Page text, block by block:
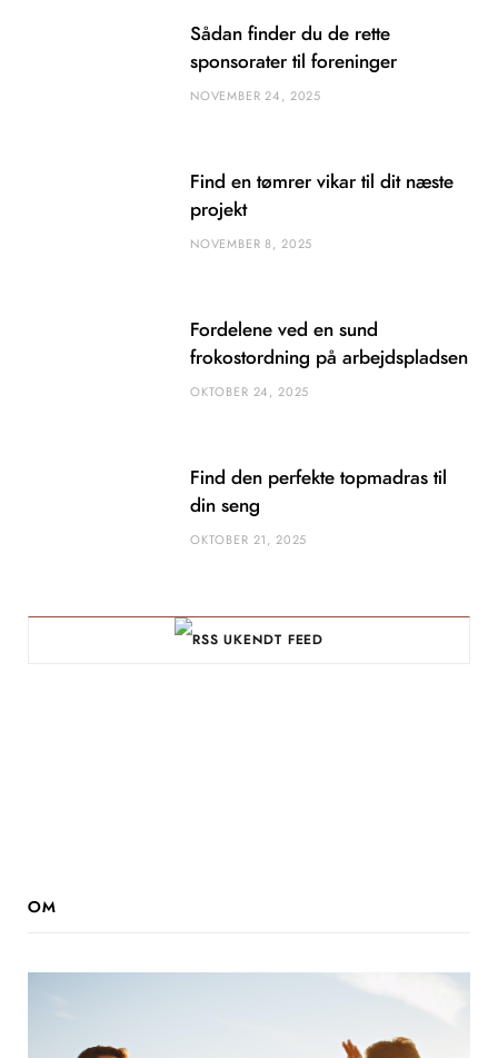
Sådan finder du de rette
sponsorater til foreninger
NOVEMBER 24, 2025
Find en tømrer vikar til dit næste
projekt
NOVEMBER 8, 2025
Fordelene ved en sund
frokostordning på arbejdspladsen
OKTOBER 24, 2025
Find den perfekte topmadras til
din seng
OKTOBER 21, 2025
UKENDT FEED
OM